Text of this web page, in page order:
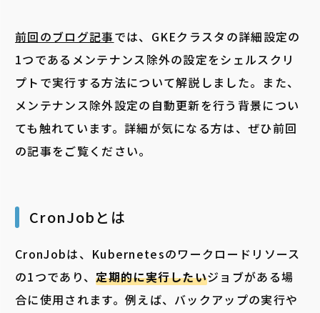
前回のブログ記事では、GKEクラスタの詳細設定の
1つであるメンテナンス除外の設定をシェルスクリ
プトで実行する方法について解説しました。また、
メンテナンス除外設定の自動更新を行う背景につい
ても触れています。詳細が気になる方は、ぜひ前回
の記事をご覧ください。
CronJobとは
CronJobは、Kubernetesのワークロードリソース
の1つであり、定期的に実行したいジョブがある場
合に使用されます。例えば、 バックアップの実行や